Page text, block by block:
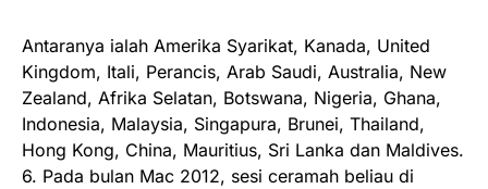
Antaranya ialah Amerika Syarikat, Kanada, United
Kingdom, Itali, Perancis, Arab Saudi, Australia, New
Zealand, Afrika Selatan, Botswana, Nigeria, Ghana,
Indonesia, Malaysia, Singapura, Brunei, Thailand,
Hong Kong, China, Mauritius, Sri Lanka dan Maldives.
6. Pada bulan Mac 2012, sesi ceramah beliau di